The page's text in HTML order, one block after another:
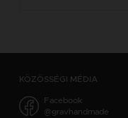
KÖZÖSSÉGI MÉDIA
Facebook
@gravhandmade